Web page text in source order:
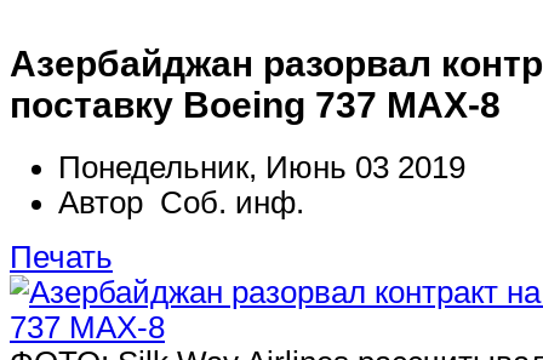
Азербайджан разорвал
поставку Boeing 737 MAX-8
Понедельник, Июнь 03 2019
Автор Соб. инф.
Печать